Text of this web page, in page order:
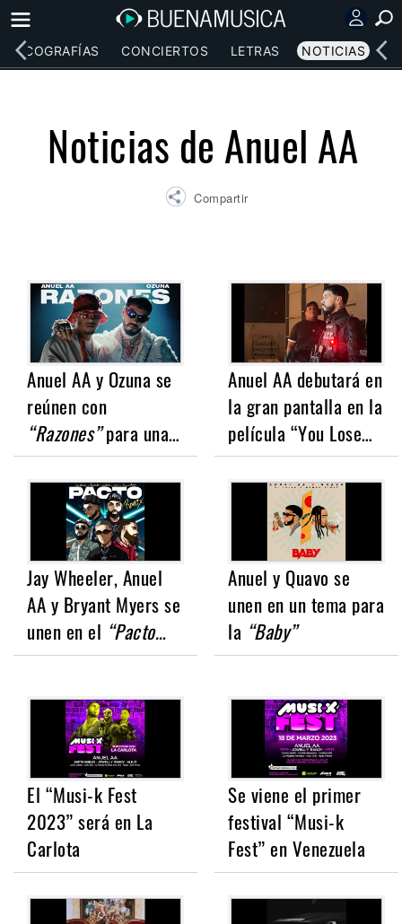
DISCOGRAFÍAS CONCIERTOS LETRAS NOTICIAS
Noticias de Anuel AA
Compartir
Anuel AA y Ozuna se
reúnen con
“Razones”para una…
Anuel AA debutará en
la gran pantalla en la
película “You Lose…
Jay Wheeler, Anuel
AA y Bryant Myers se
unen en el “Pacto…
Anuel y Quavo se
unen en un tema para
la “Baby”
El “Musi-k Fest
2023” será en La
Carlota
Se viene el primer
festival “Musi-k
Fest” en Venezuela